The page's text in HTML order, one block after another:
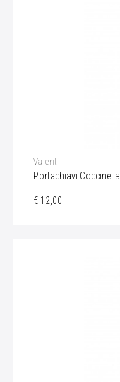
Valenti
Portachiavi Coccinella
€ 12,00